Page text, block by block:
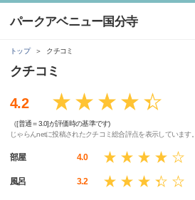
パークアベニュー国分寺
トップ クチコミ
クチコミ
4.2
（[普通＝3.0]が評価時の基準です)
じゃらんnetに投稿されたクチコミ総合評点を表示しています。
部屋 4.0
風呂 3.2